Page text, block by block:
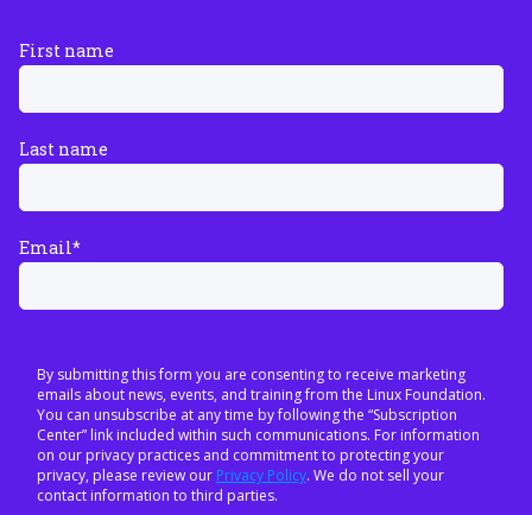
First name
Last name
Email*
By submitting this form you are consenting to receive marketing
emails about news, events, and training from the Linux Foundation.
You can unsubscribe at any time by following the “Subscription
Center” link included within such communications. For information
on our privacy practices and commitment to protecting your
privacy, please review our Privacy Policy. We do not sell your
contact information to third parties.